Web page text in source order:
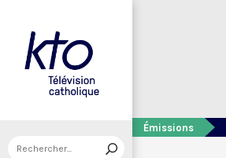
Émissions